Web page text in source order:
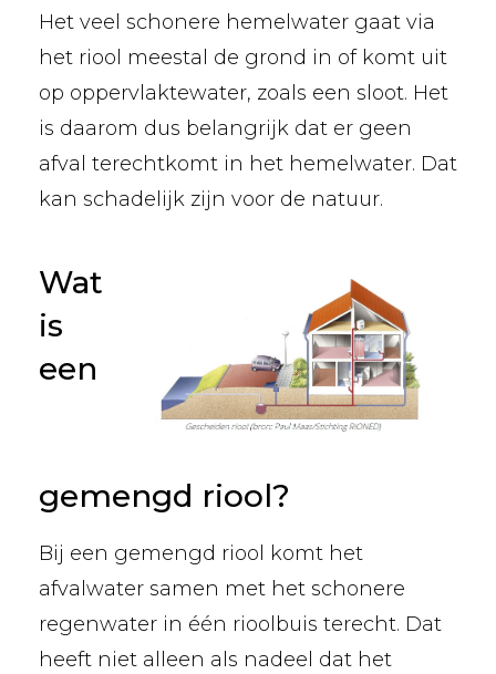
Het veel schonere hemelwater gaat via
het riool meestal de grond in of komt uit
op oppervlaktewater, zoals een sloot. Het
is daarom dus belangrijk dat er geen
afval terechtkomt in het hemelwater. Dat
kan schadelijk zijn voor de natuur.
Wat
is
een
gemengd riool?
Bij een gemengd riool komt het
afvalwater samen met het schonere
regenwater in één rioolbuis terecht. Dat
heeft niet alleen als nadeel dat het